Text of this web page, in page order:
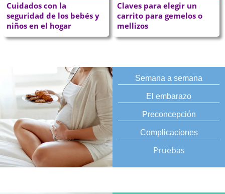
Cuidados con la
seguridad de los bebés y
niños en el hogar
Claves para elegir un
carrito para gemelos o
mellizos
Semana a semana
El embarazo
Preconcepción
Complicaciones
Pruebas